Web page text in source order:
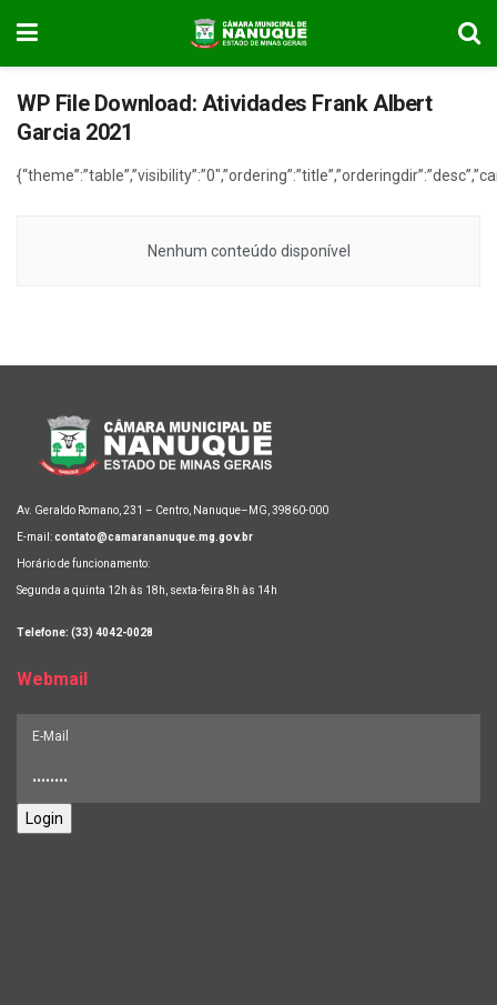
WP File Download: Atividades Frank Albert
Garcia 2021
Nenhum conteúdo disponível
Av. Geraldo Romano, 231 – Centro, Nanuque–MG, 39860-000
E-mail:contato@camarananuque.mg.gov.br
Horário de funcionamento:
Segunda a quinta 12h às 18h, sexta-feira 8h às 14h
Telefone: (33) 4042-0028
Webmail
Login